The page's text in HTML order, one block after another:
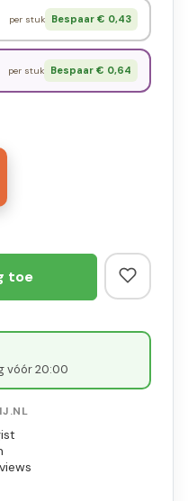
per stuk Bespaar € 0,43
per stuk Bespaar € 0,64
toe
vóór 20:00